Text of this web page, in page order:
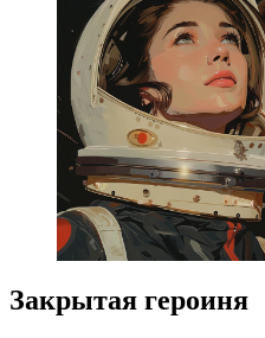
Закрытая героиня